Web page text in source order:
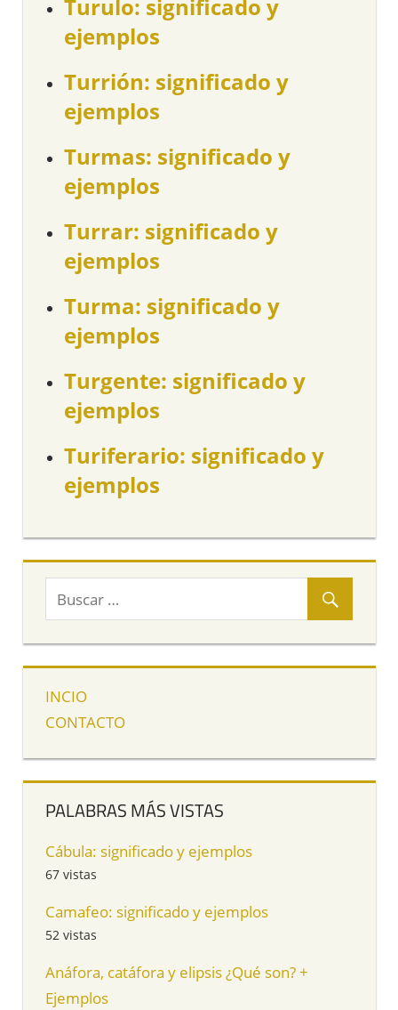
Turulo: significado y
ejemplos
Turrión: significado y
ejemplos
Turmas: significado y
ejemplos
Turrar: significado y
ejemplos
Turma: significado y
ejemplos
Turgente: significado y
ejemplos
Turiferario: significado y
ejemplos
INCIO
CONTACTO
PALABRAS MÁS VISTAS
Cábula: significado y ejemplos
67 vistas
Camafeo: significado y ejemplos
52 vistas
Anáfora, catáfora y elipsis ¿Qué son? +
Ejemplos